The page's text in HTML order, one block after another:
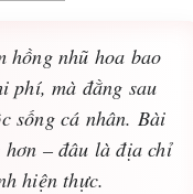
hồng nhũ hoa bao
phí, mà đằng sau
sống cá nhân. Bài
– đâu là địa chỉ
hiện thực.